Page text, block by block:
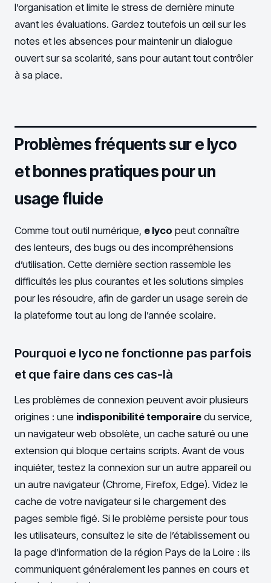
l’organisation et limite le stress de dernière minute
avant les évaluations. Gardez toutefois un œil sur les
notes et les absences pour maintenir un dialogue
ouvert sur sa scolarité, sans pour autant tout contrôler
à sa place.
Problèmes fréquents sur e lyco
et bonnes pratiques pour un
usage fluide
Comme tout outil numérique, e lyco peut connaître
des lenteurs, des bugs ou des incompréhensions
d’utilisation. Cette dernière section rassemble les
difficultés les plus courantes et les solutions simples
pour les résoudre, afin de garder un usage serein de
la plateforme tout au long de l’année scolaire.
Pourquoi e lyco ne fonctionne pas parfois
et que faire dans ces cas-là
Les problèmes de connexion peuvent avoir plusieurs
origines : une indisponibilité temporaire du service,
un navigateur web obsolète, un cache saturé ou une
extension qui bloque certains scripts. Avant de vous
inquiéter, testez la connexion sur un autre appareil ou
un autre navigateur (Chrome, Firefox, Edge). Videz le
cache de votre navigateur si le chargement des
pages semble figé. Si le problème persiste pour tous
les utilisateurs, consultez le site de l’établissement ou
la page d’information de la région Pays de la Loire : ils
communiquent généralement les pannes en cours et